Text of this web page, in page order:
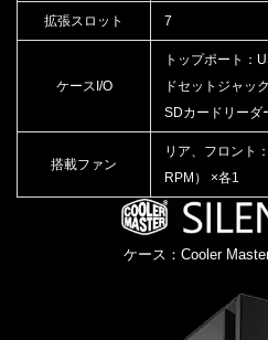
拡張スロット 7
ケースI/O
トップポート：
ドセットジャッ
SDカードリーダ
搭載ファン
リア、フロント
RPM） ×各1
ケース：Cooler